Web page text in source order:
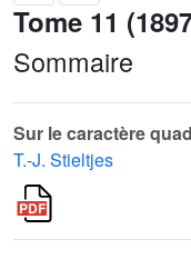
Tome 11
Sommaire
Sur le caractère
T.-J. Stieltjes